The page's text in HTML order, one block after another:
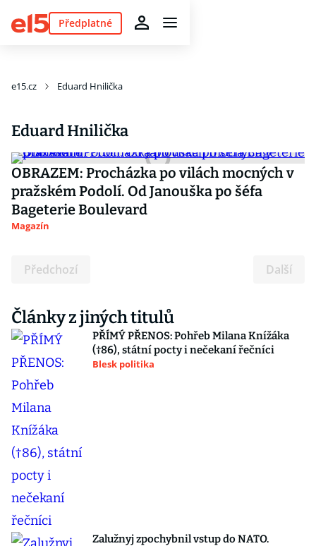
Předplatné
e15.cz Eduard Hnilička
Eduard Hnilička
OBRAZEM: Procházka po vilách mocných v
pražském Podolí. Od Janouška po šéfa
Bageterie Boulevard
Magazín
Předchozí Další
Články z jiných titulů
PŘÍMÝ PŘENOS: Pohřeb Milana Knížáka
(†86), státní pocty i nečekaní řečníci
Blesk politika
Zalužnyj zpochybnil vstup do NATO.